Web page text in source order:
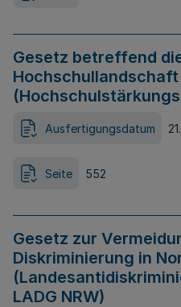
Gesetz betreffend
Hochschullandschaft
Ausfertigungsdatum
Seite 552
Gesetz zur
Diskriminierung in
LADG NRW)